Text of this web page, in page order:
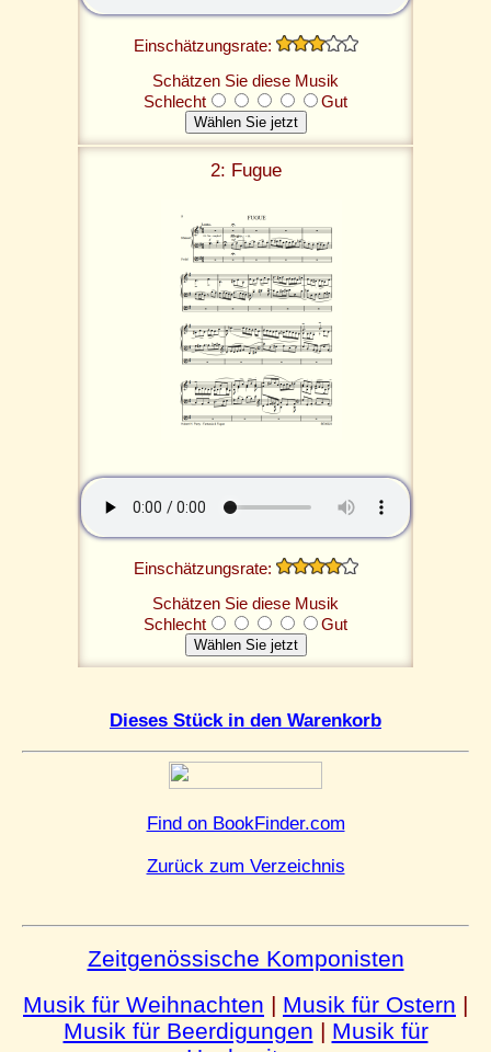
Einschätzungsrate:
Schätzen Sie diese Musik
Schlecht
Gut
2: Fugue
Einschätzungsrate:
Schätzen Sie diese Musik
Schlecht
Gut
Dieses Stück in den Warenkorb
Find on BookFinder.com
Zurück zum Verzeichnis
Zeitgenössische Komponisten
Musik für Weihnachten | Musik für Ostern |
Musik für Beerdigungen | Musik für